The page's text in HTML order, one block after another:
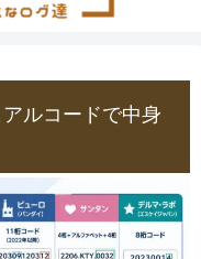
ルコードで中身